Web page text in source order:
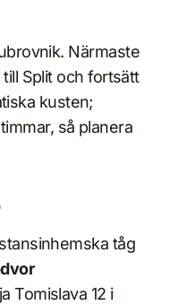
Närmaste
Split och fortsätt
kusten;
så planera
tåg
Tomislava 12 i